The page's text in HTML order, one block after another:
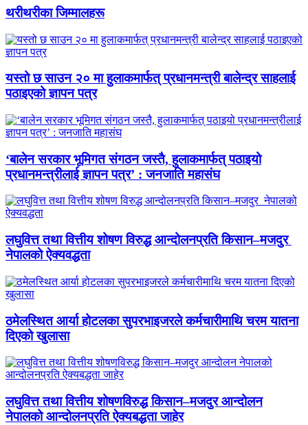
थरीथरीका जिम्मालहरू
यस्तो छ साउन २० मा हुलाकमार्फत् प्रधानमन्त्री बालेन्द्र साहलाई
पठाइएको ज्ञापन पत्र
‘बालेन सरकार भूमिगत संगठन जस्तै, हुलाकमार्फत् पठाइयो
प्रधानमन्त्रीलाई ज्ञापन पत्र’ : जनजाति महासंघ
लघुवित्त तथा वित्तीय शोषण विरुद्ध आन्दोलनप्रति किसान–मजदुर
नेपालको ऐक्यवद्धता
ठमेलस्थित आर्या होटलका सुपरभाइजरले कर्मचारीमाथि चरम यातना
दिएको खुलासा
लघुवित्त तथा वित्तीय शोषणविरुद्ध किसान–मजदुर आन्दोलन
नेपालको आन्दोलनप्रति ऐक्यबद्धता जाहेर